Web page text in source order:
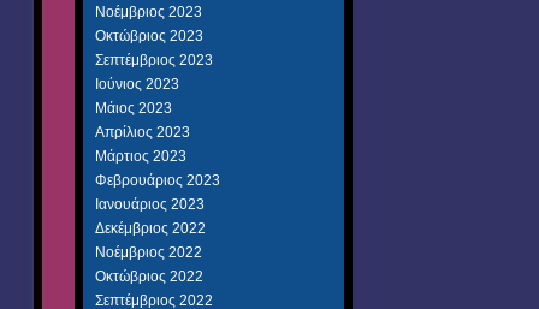
Νοέμβριος 2023
Οκτώβριος 2023
Σεπτέμβριος 2023
Ιούνιος 2023
Μάιος 2023
Απρίλιος 2023
Μάρτιος 2023
Φεβρουάριος 2023
Ιανουάριος 2023
Δεκέμβριος 2022
Νοέμβριος 2022
Οκτώβριος 2022
Σεπτέμβριος 2022